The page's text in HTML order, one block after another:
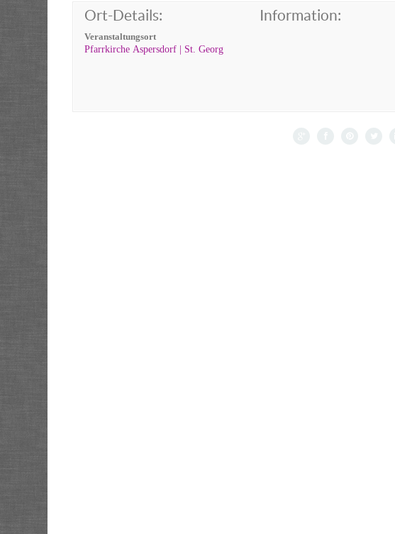
Ort-Details:
Veranstaltungsort
Pfarrkirche Aspersdorf | St. Georg
Information: